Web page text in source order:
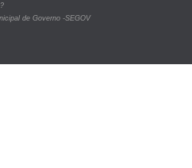
de Governo -SEGOV